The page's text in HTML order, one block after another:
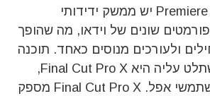
שלך בדיוק. ל-Premiere Pro יש ממשק ידידותי
שונים של וידאו, מה שהופך
ולעורכים מנוסים כאחד. תוכנה
נוספת שכדאי להשתלט עליה היא Final Cut Pro X,
שהיא בלעדית למשתמשי אפל. Final Cut Pro X מספק